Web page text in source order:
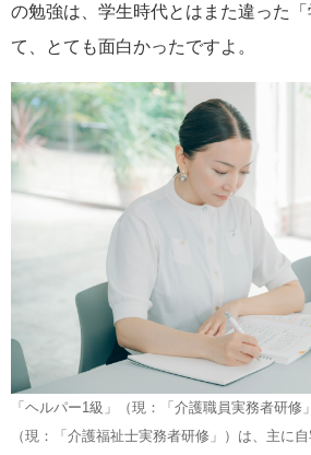
の勉強は、学生時代とはまた違った
て、とても面白かったですよ。
「ヘルパー1級」（現：「介護職員実務者研修
（現：「介護福祉士実務者研修」）は、主に